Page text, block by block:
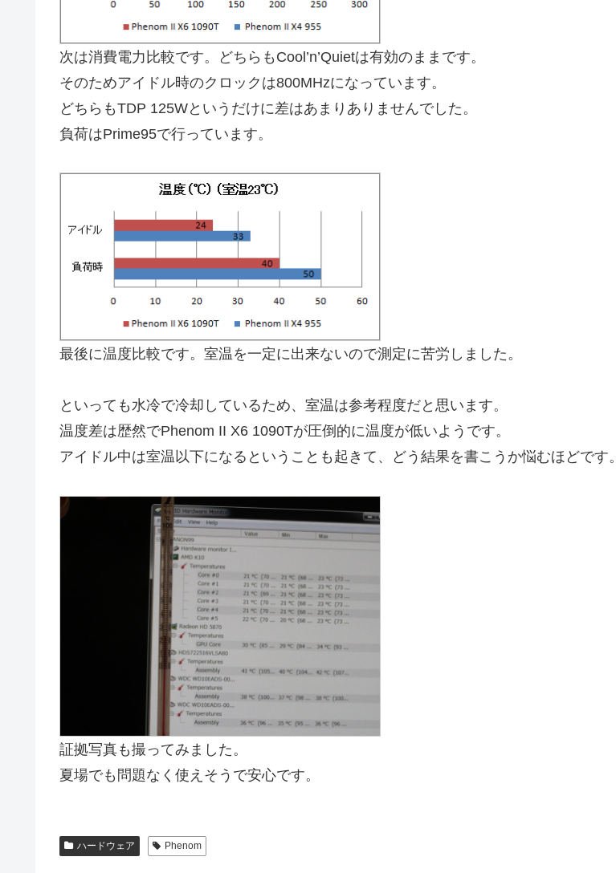
次は消費電力比較です。どちらもCool’n’Quietは有効のままです。
そのためアイドル時のクロックは800MHzになっています。
どちらもTDP 125Wというだけに差はあまりありませんでした。
負荷はPrime95で行っています。
最後に温度比較です。室温を一定に出来ないので測定に苦労しました。
といっても水冷で冷却しているため、室温は参考程度だと思います。
温度差は歴然でPhenom II X6 1090Tが圧倒的に温度が低いようです。
アイドル中は室温以下になるということも起きて、どう結果を書こうか悩むほどです。
証拠写真も撮ってみました。
夏場でも問題なく使えそうで安心です。
ハードウェア Phenom